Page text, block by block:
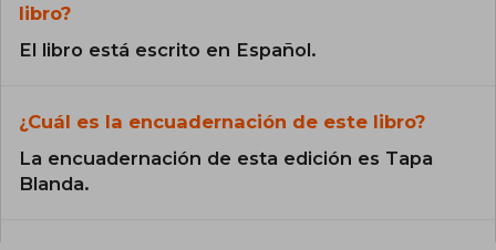
libro?
El libro está escrito en Español.
¿Cuál es la encuadernación de este libro?
La encuadernación de esta edición es Tapa
Blanda.